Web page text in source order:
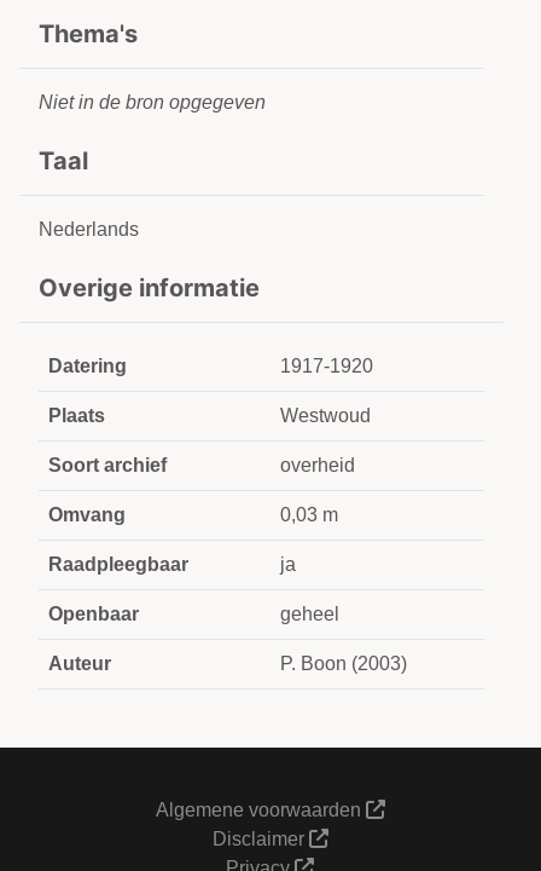
Thema's
Niet in de bron opgegeven
Taal
Nederlands
Overige informatie
Datering 1917-1920
Plaats Westwoud
Soort archief overheid
Omvang 0,03 m
Raadpleegbaar ja
Openbaar geheel
Auteur P. Boon (2003)
Algemene voorwaarden
Disclaimer